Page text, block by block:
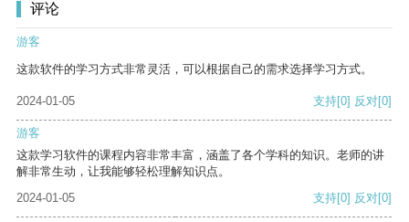
评论
游客
这款软件的学习方式非常灵活，可以根据自己的需求选择学习方式。
2024-01-05 支持[0] 反对[0]
游客
这款学习软件的课程内容非常丰富，涵盖了各个学科的知识。老师的讲
解非常生动，让我能够轻松理解知识点。
2024-01-05
支持[0] 反对[0]